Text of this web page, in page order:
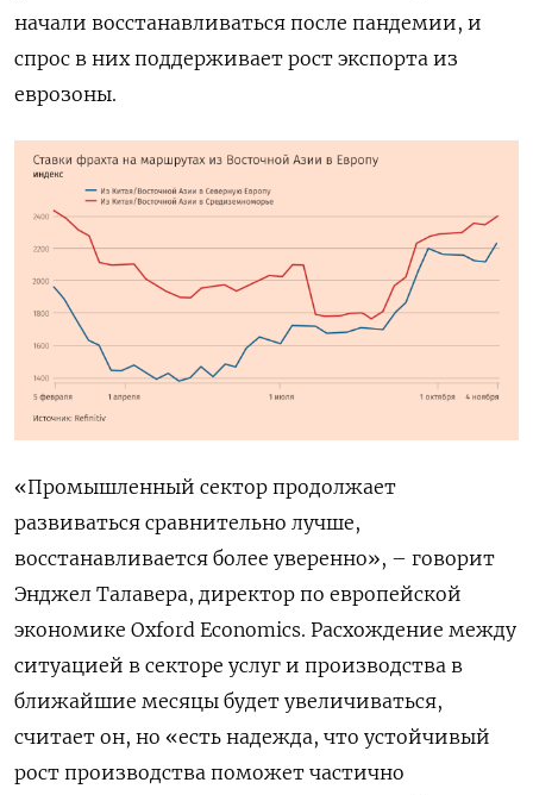
начали восстанавливаться после пандемии, и
спрос в них поддерживает рост экспорта из
еврозоны.
«Промышленный сектор продолжает
развиваться сравнительно лучше,
восстанавливается более уверенно», – говорит
Энджел Талавера, директор по европейской
экономике Oxford Economics. Расхождение между
ситуацией в секторе услуг и производства в
ближайшие месяцы будет увеличиваться,
считает он, но «есть надежда, что устойчивый
рост производства поможет частично